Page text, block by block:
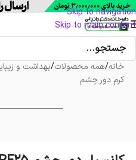
Skip to navigation
Skip to main content
خانه/همه محصولات/بهداشت و
کرم دور چشم